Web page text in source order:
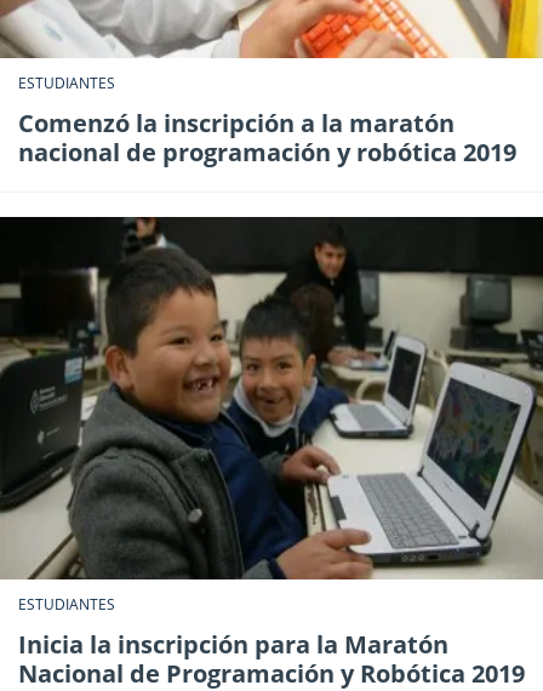
ESTUDIANTES
Comenzó la inscripción a la maratón
nacional de programación y robótica 2019
ESTUDIANTES
Inicia la inscripción para la Maratón
Nacional de Programación y Robótica 2019